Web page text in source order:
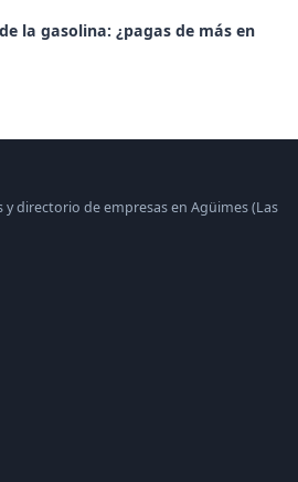
la gasolina: ¿pagas de más en
y directorio de empresas en Agüimes (Las